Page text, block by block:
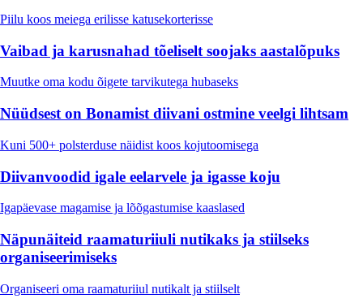
Piilu koos meiega erilisse katusekorterisse
Vaibad ja karusnahad tõeliselt soojaks aastalõpuks
Muutke oma kodu õigete tarvikutega hubaseks
Nüüdsest on Bonamist diivani ostmine veelgi lihtsam
Kuni 500+ polsterduse näidist koos kojutoomisega
Diivanvoodid igale eelarvele ja igasse koju
Igapäevase magamise ja lõõgastumise kaaslased
Näpunäiteid raamaturiiuli nutikaks ja stiilseks
organiseerimiseks
Organiseeri oma raamaturiiul nutikalt ja stiilselt